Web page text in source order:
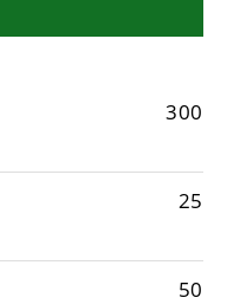
300
25
50